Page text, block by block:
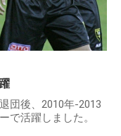
団後、2010年-2013
で活躍しました。